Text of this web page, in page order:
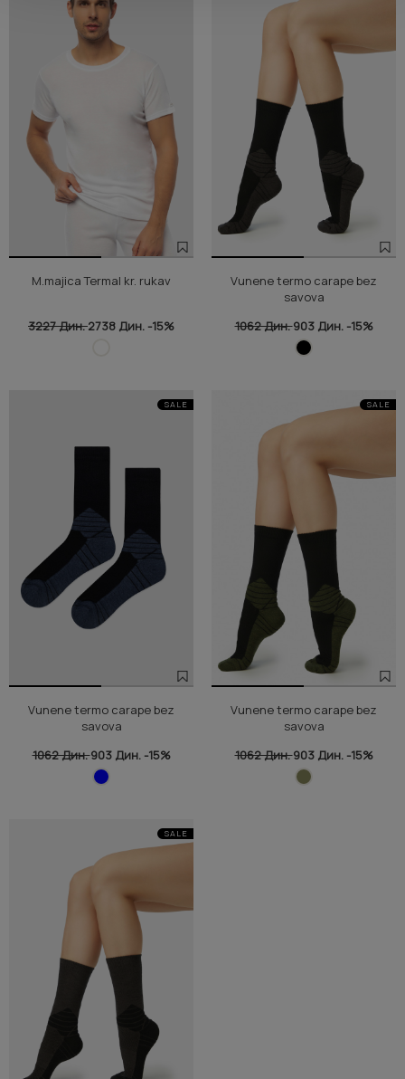
M.majica Termal kr. rukav
3227 Дин.2738 Дин. -15%
Vunene termo carape bez
savova
1062 Дин.903 Дин. -15%
SALE
Vunene termo carape bez
savova
1062 Дин.903 Дин. -15%
SALE
Vunene termo carape bez
savova
1062 Дин.903 Дин. -15%
SALE